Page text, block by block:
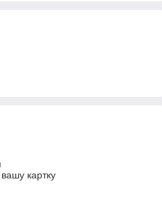
картку